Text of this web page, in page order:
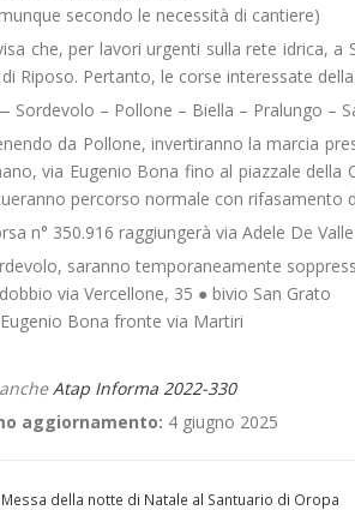
secondo le necessità di cantiere)
che, per lavori urgenti sulla rete idrica,
di Riposo. Pertanto, le corse interessate
Sordevolo – Pollone – Biella – Pralungo –
da Pollone, invertiranno la marcia
via Eugenio Bona fino al piazzale della
percorso normale con rifasamento
n° 350.916 raggiungerà via Adele De
saranno temporaneamente
via Vercellone, 35 ● bivio San Grato
Bona fronte via Martiri
Atap Informa 2022-330
aggiornamento: 4 giugno 2025
della notte di Natale al Santuario di Oropa